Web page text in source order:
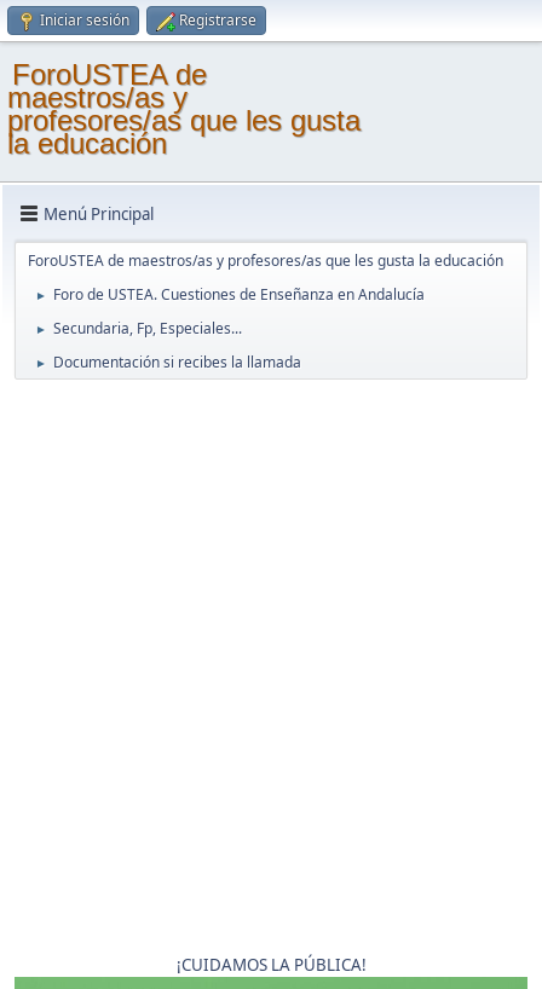
Iniciar sesión Registrarse
ForoUSTEA de
maestros/as y
profesores/as que les gusta
la educación
Menú Principal
ForoUSTEA de maestros/as y profesores/as que les gusta la educación
► Foro de USTEA. Cuestiones de Enseñanza en Andalucía
► Secundaria, Fp, Especiales...
► Documentación si recibes la llamada
¡CUIDAMOS LA PÚBLICA!